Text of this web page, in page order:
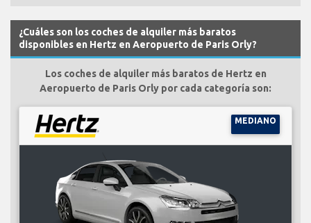
¿Cuáles son los coches de alquiler más baratos
disponibles en Hertz en Aeropuerto de Paris Orly?
Los coches de alquiler más baratos de Hertz en
Aeropuerto de Paris Orly por cada categoría son:
MEDIANO